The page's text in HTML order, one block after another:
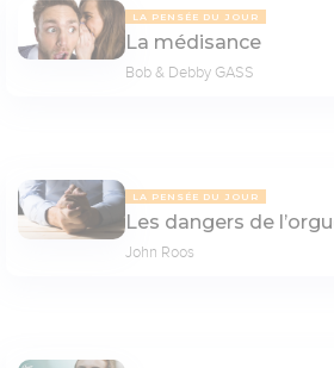
LA PENSÉE DU JOUR
La médisance
Bob & Debby GASS
LA PENSÉE DU JOUR
Les dangers de
John Roos